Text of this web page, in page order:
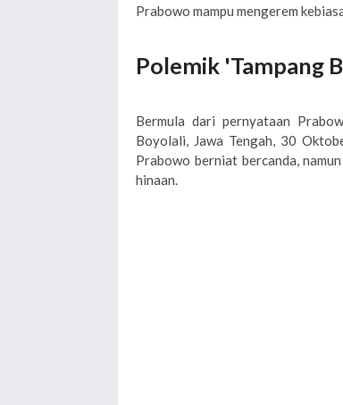
Prabowo mampu mengerem
Polemik 'Tampang
Bermula dari pernyataan
Boyolali, Jawa Tengah, 30
Prabowo berniat bercanda,
hinaan.